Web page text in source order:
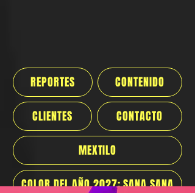
REPORTES CONTENIDO
CLIENTES CONTACTO
MEXTILO
COLOR DEL AÑO 2027: SANA SANA